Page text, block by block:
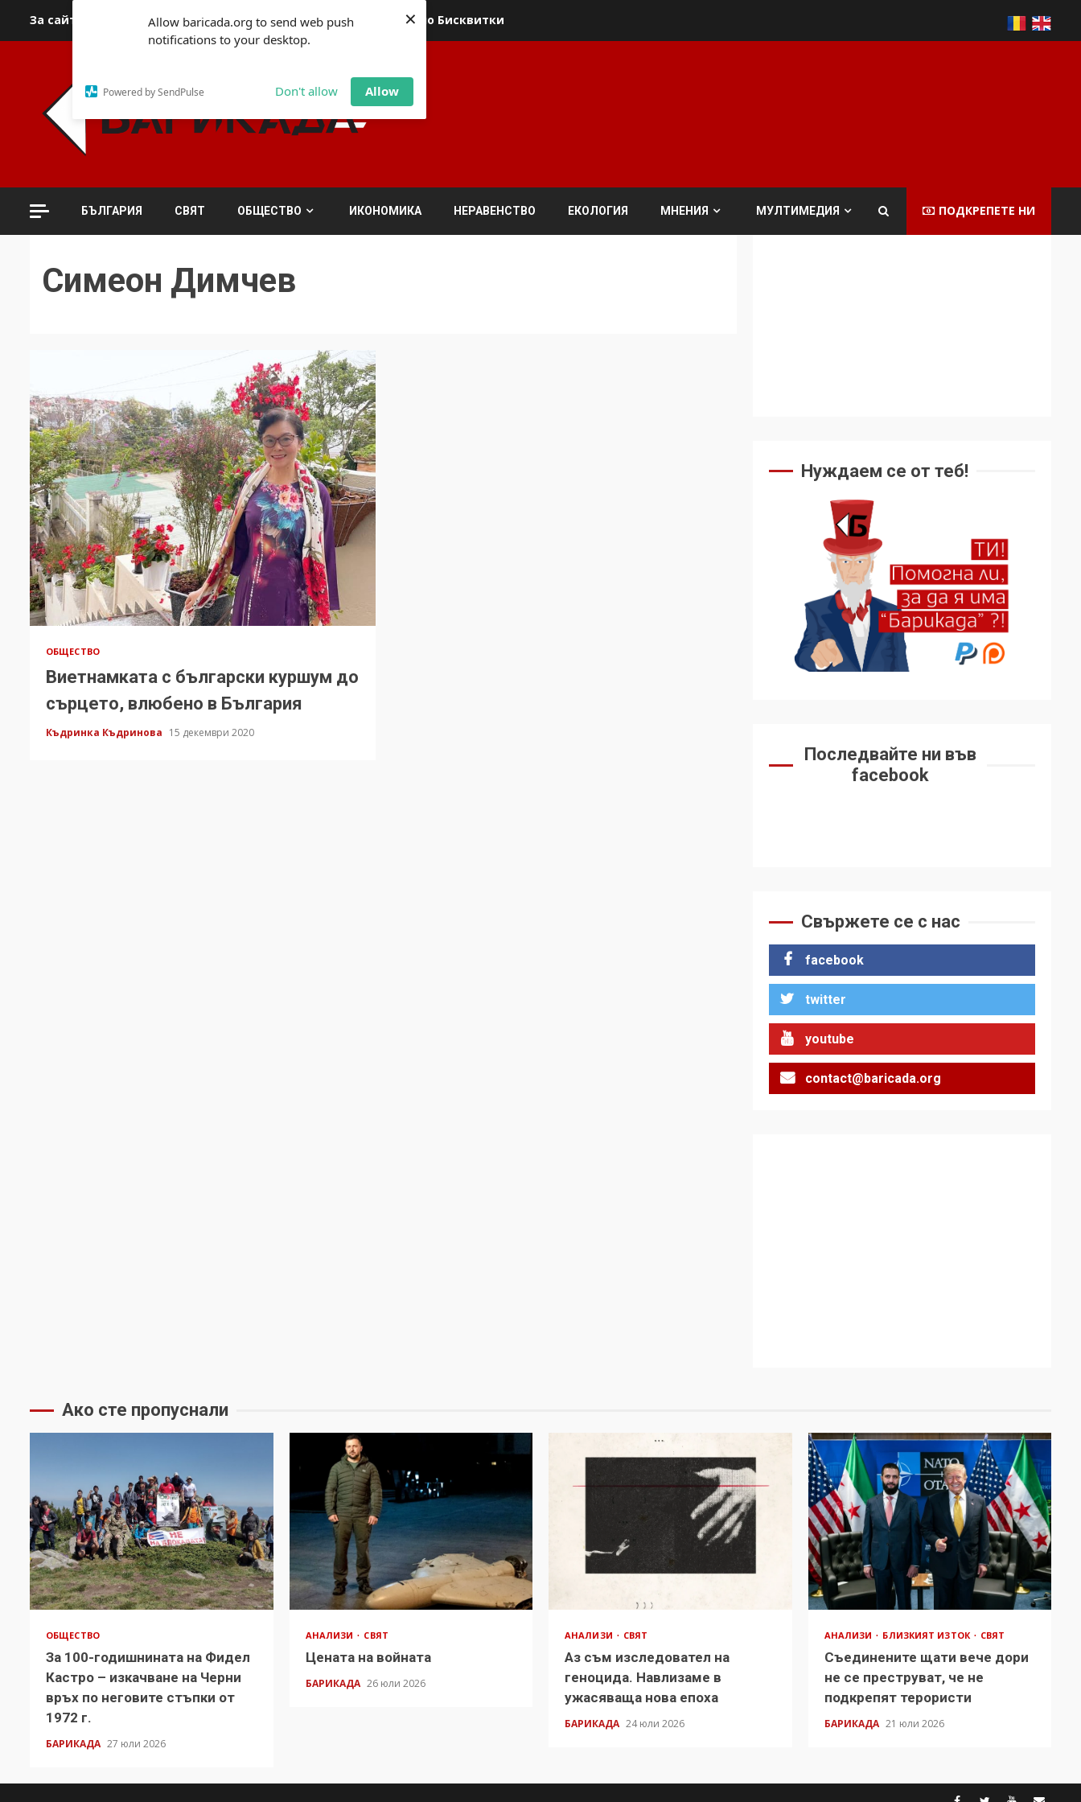
Allow baricada.org to send web push
notifications to your desktop.
Powered by SendPulse Don't allow Allow
×
За сайта За контакти За реклама Политика относно Бисквитки
БЪЛГАРИЯ СВЯТ ОБЩЕСТВО ИКОНОМИКА НЕРАВЕНСТВО ЕКОЛОГИЯ МНЕНИЯ МУЛТИМЕДИЯ ПОДКРЕПЕТЕ НИ
Симеон Димчев
ОБЩЕСТВО
Виетнамката с български куршум до
сърцето, влюбено в България
Къдринка Къдринова 15 декември 2020
Нуждаем се от теб!
Последвайте ни във
facebook
Свържете се с нас
facebook
twitter
youtube
contact@baricada.org
Ако сте пропуснали
ОБЩЕСТВО
За 100-годишнината на Фидел
Кастро – изкачване на Черни
връх по неговите стъпки от
1972 г.
БАРИКАДА 27 юли 2026
АНАЛИЗИ СВЯТ
Цената на войната
БАРИКАДА 26 юли 2026
АНАЛИЗИ СВЯТ
Аз съм изследовател на
геноцида. Навлизаме в
ужасяваща нова епоха
БАРИКАДА 24 юли 2026
АНАЛИЗИ БЛИЗКИЯТ ИЗТОК СВЯТ
Съединените щати вече дори
не се преструват, че не
подкрепят терористи
БАРИКАДА 21 юли 2026